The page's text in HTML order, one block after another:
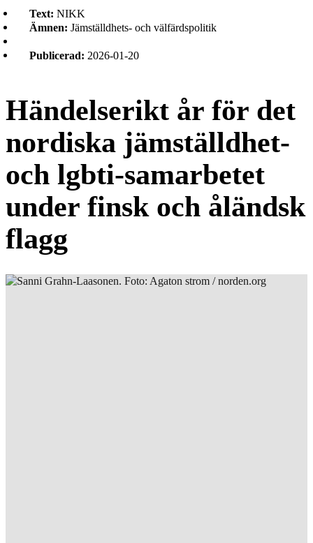
Text: NIKK
Ämnen: Jämställdhets- och välfärdspolitik
Publicerad: 2026-01-20
Händelserikt år för det
nordiska jämställdhet-
och lgbti-samarbetet
under finsk och åländsk
flagg